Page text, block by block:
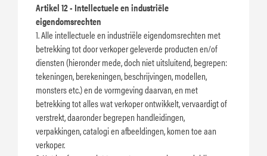
Artikel 12 - Intellectuele en industriële
eigendomsrechten
1. Alle intellectuele en industriële eigendomsrechten met
betrekking tot door verkoper geleverde producten en/of
diensten (hieronder mede, doch niet uitsluitend, begrepen:
tekeningen, berekeningen, beschrijvingen, modellen,
monsters etc.) en de vormgeving daarvan, en met
betrekking tot alles wat verkoper ontwikkelt, vervaardigt of
verstrekt, daaronder begrepen handleidingen,
verpakkingen, catalogi en afbeeldingen, komen toe aan
verkoper.